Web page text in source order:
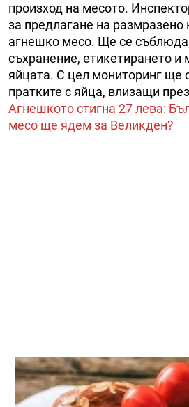
произход на месото.
за предлагане на размразено
агнешко месо. Ще се
съхранение, етикетирането и
яйцата. С цел мониторинг ще
пратките с яйца, влизащи
Агнешкото стигна 27 лева:
месо ще ядем за Великден?